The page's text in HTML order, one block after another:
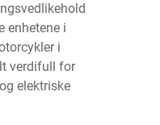
enhetene i
i
verdifull for
elektriske